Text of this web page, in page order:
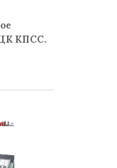
КПСС.